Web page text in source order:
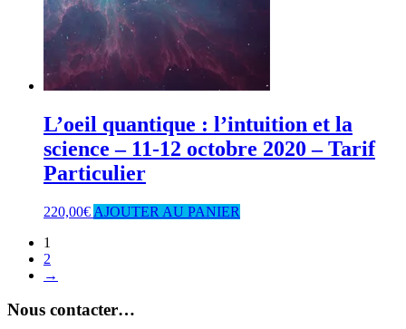
L’oeil quantique : l’intuition et la
science – 11-12 octobre 2020 – Tarif
Particulier
220,00€ AJOUTER AU PANIER
1
2
→
Nous contacter…